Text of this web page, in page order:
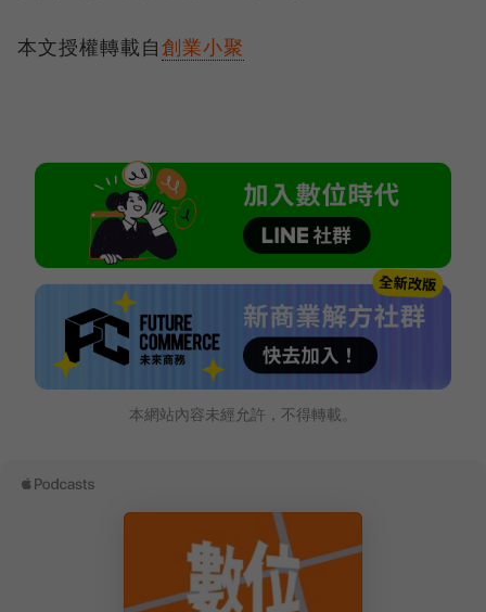
本文授權轉載自創業小聚
本網站內容未經允許，不得轉載。